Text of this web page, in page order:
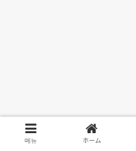
메뉴 ホーム